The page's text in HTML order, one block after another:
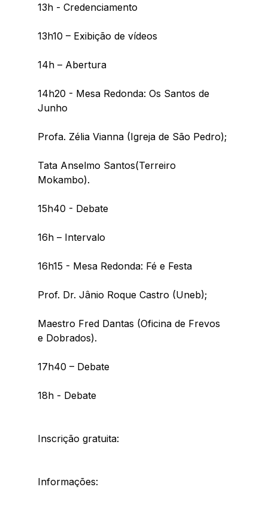
13h - Credenciamento
13h10 – Exibição de vídeos
14h – Abertura
14h20 - Mesa Redonda: Os Santos de
Junho
Profa. Zélia Vianna (Igreja de São Pedro);
Tata Anselmo Santos(Terreiro
Mokambo).
15h40 - Debate
16h – Intervalo
16h15 - Mesa Redonda: Fé e Festa
Prof. Dr. Jânio Roque Castro (Uneb);
Maestro Fred Dantas (Oficina de Frevos
e Dobrados).
17h40 – Debate
18h - Debate
Inscrição gratuita:
Informações: